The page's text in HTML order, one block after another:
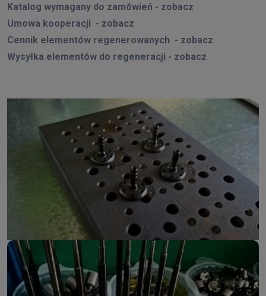
Katalog wymagany do zamówień - zobacz
Umowa kooperacji - zobacz
Cennik elementów regenerowanych - zobacz
Wysyłka elementów do regeneracji - zobacz